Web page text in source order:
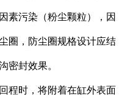
素污染（粉尘颗粒），因
圈，防尘圈规格设计应结
密封效果。
程时，将附着在缸外表面